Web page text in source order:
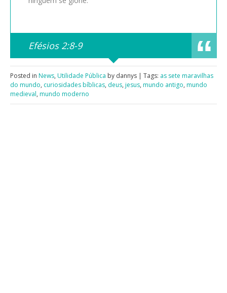
Efésios 2:8-9
Posted in News, Utilidade Pública by dannys | Tags: as sete maravilhas
do mundo, curiosidades bíblicas, deus, jesus, mundo antigo, mundo
medieval, mundo moderno